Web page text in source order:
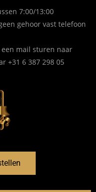
7:00/13:00
gehoor vast telefoon
mail sturen naar
+31 6 387 298 05